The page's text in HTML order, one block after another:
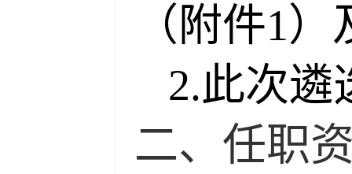
（附件1
2.此次遴
二、任职